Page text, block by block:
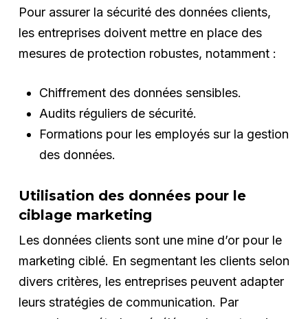
Pour assurer la sécurité des données clients,
les entreprises doivent mettre en place des
mesures de protection robustes, notamment :
Chiffrement des données sensibles.
Audits réguliers de sécurité.
Formations pour les employés sur la gestion
des données.
Utilisation des données pour le
ciblage marketing
Les données clients sont une mine d’or pour le
marketing ciblé. En segmentant les clients selon
divers critères, les entreprises peuvent adapter
leurs stratégies de communication. Par